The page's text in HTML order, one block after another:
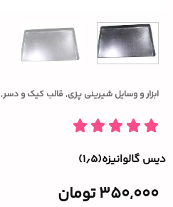
ابزار و وسایل شیرینی پزی, قالب کیک و دسر,
دیس گالوانیزه(۱٫۵)
350,000تومان